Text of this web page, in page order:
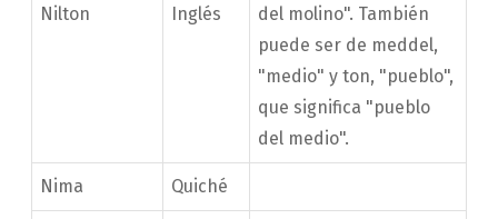
Nilton Inglés
del molino". También
puede ser de meddel,
"medio" y ton, "pueblo",
que significa "pueblo
del medio".
Nima Quiché